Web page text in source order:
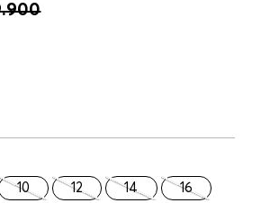
.900
10 12 14 16